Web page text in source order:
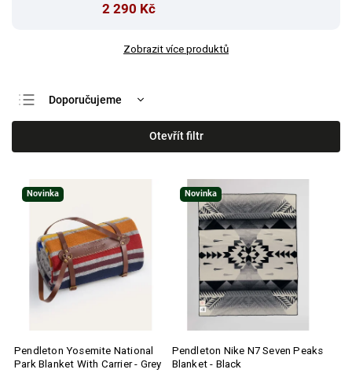
2 290 Kč
Zobrazit více produktů
Doporučujeme
Nejlevnější
Nejdražší
Abecedně
Otevřít filtr
Novinka
Pendleton Yosemite National
Park Blanket With Carrier - Grey
Novinka
Pendleton Nike N7 Seven Peaks
Blanket - Black